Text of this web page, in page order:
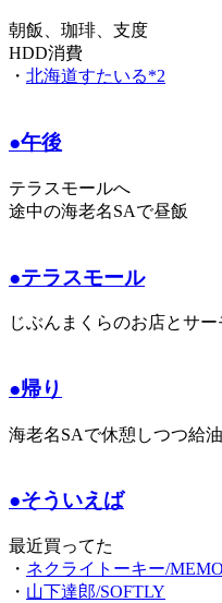
朝飯、珈琲、支度
HDD消費
・ 北海道すたいる*2
●午後
テラスモールへ
途中の海老名SAで昼飯
●テラスモール
じぶんまくらのお店とサ
●帰り
海老名SAで休憩しつつ給
●そういえば
最近買ってた
・ ネクライトーキー/
・ 山下達郎/SOFTLY